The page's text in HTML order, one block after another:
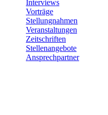
Interviews
Vorträge
Stellungnahmen
Veranstaltungen
Zeitschriften
Stellenangebote
Ansprechpartner